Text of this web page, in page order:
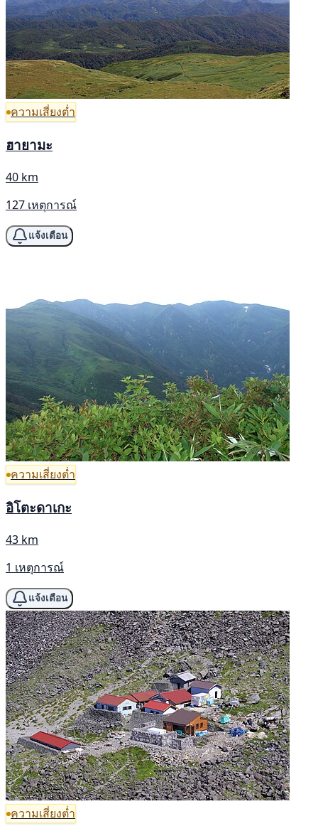
ความเสี่ยงต่ำ
ฮายามะ
40 km
127 เหตุการณ์
แจ้งเตือน
ความเสี่ยงต่ำ
อิโตะดาเกะ
43 km
1 เหตุการณ์
แจ้งเตือน
ความเสี่ยงต่ำ